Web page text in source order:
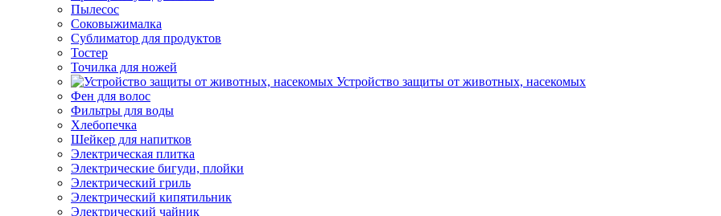
Пылесос
Соковыжималка
Сублиматор для продуктов
Тостер
Точилка для ножей
Устройство защиты от животных, насекомых
Фен для волос
Фильтры для воды
Хлебопечка
Шейкер для напитков
Электрическая плитка
Электрические бигуди, плойки
Электрический гриль
Электрический кипятильник
Электрический чайник